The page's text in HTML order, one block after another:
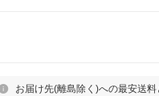
お届け先(離島除く)への最安送